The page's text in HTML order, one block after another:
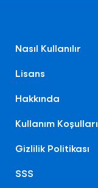
Nasıl Kullanılır
Lisans
Hakkında
Kullanım Koşulları
Gizlilik Politikası
SSS